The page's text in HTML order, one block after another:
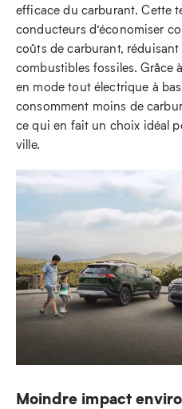
efficace du carburant. Cette
conducteurs d’économiser
coûts de carburant,
combustibles fossiles. Grâce
en mode tout électrique à
consomment moins de
ce qui en fait un choix idéal
ville.
Moindre impact